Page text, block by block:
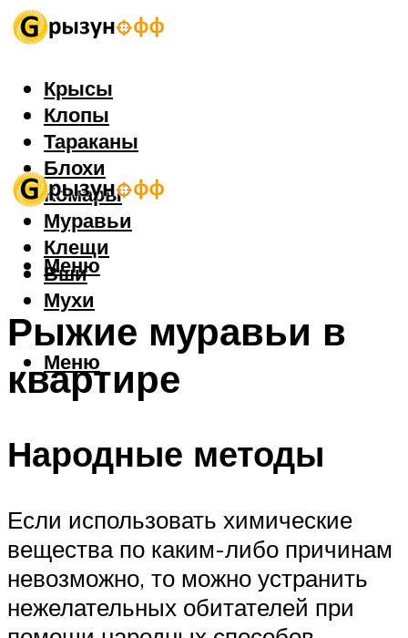
Крысы
Клопы
Тараканы
Блохи
Комары
Муравьи
Клещи
Вши
Мухи
Меню
Меню
Рыжие муравьи в
квартире
Народные методы
Если использовать химические
вещества по каким-либо причинам
невозможно, то можно устранить
нежелательных обитателей при